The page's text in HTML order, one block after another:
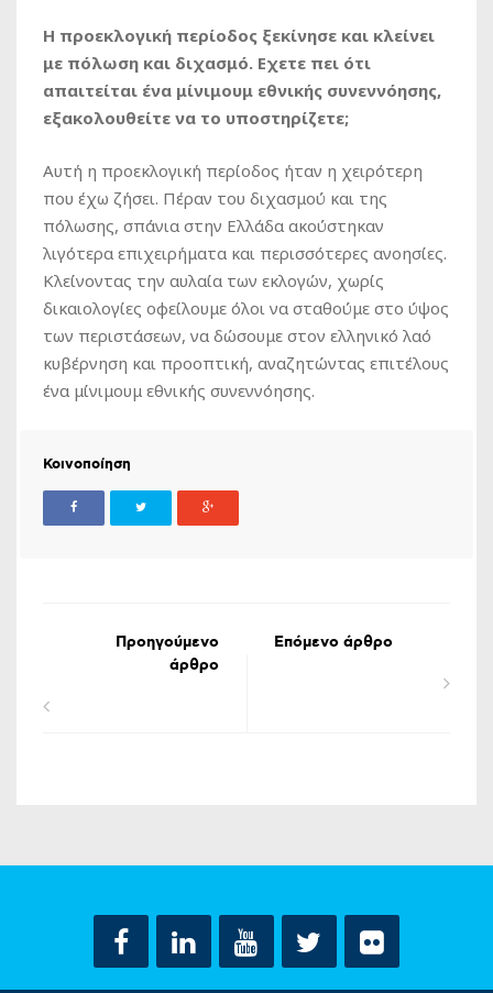
Η προεκλογική περίοδος ξεκίνησε και κλείνει
με πόλωση και διχασμό. Εχετε πει ότι
απαιτείται ένα μίνιμουμ εθνικής συνεννόησης,
εξακολουθείτε να το υποστηρίζετε;
Αυτή η προεκλογική περίοδος ήταν η χειρότερη
που έχω ζήσει. Πέραν του διχασμού και της
πόλωσης, σπάνια στην Ελλάδα ακούστηκαν
λιγότερα επιχειρήματα και περισσότερες ανοησίες.
Κλείνοντας την αυλαία των εκλογών, χωρίς
δικαιολογίες οφείλουμε όλοι να σταθούμε στο ύψος
των περιστάσεων, να δώσουμε στον ελληνικό λαό
κυβέρνηση και προοπτική, αναζητώντας επιτέλους
ένα μίνιμουμ εθνικής συνεννόησης.
Κοινοποίηση
Προηγούμενο
άρθρο
Επόμενο άρθρο